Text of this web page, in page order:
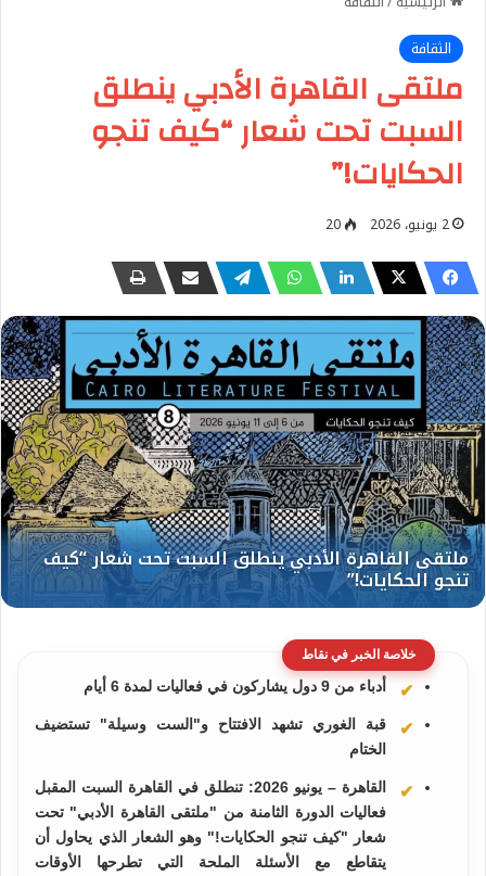
الثقافة
ملتقى القاهرة الأدبي ينطلق
السبت تحت شعار “كيف تنجو
الحكايات!”
2 يونيو، 2026 20
خلاصة الخبر في نقاط
أدباء من 9 دول يشاركون في فعاليات لمدة 6 أيام
قبة الغوري تشهد الافتتاح و"الست وسيلة" تستضيف
الختام
القاهرة – يونيو 2026: تنطلق في القاهرة السبت المقبل
فعاليات الدورة الثامنة من "ملتقى القاهرة الأدبي" تحت
شعار "كيف تنجو الحكايات!" وهو الشعار الذي يحاول أن
يتقاطع مع الأسئلة الملحة التي تطرحها الأوقات